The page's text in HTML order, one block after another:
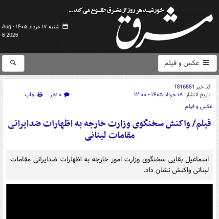
شنبه ۱۷ مرداد ۱۴۰۵ -
Aug
8 2026
عکس و فیلم
کد خبر 1816851
تاریخ انتشار: ۱۸ خرداد ۱۴۰۵ - ۱۲:۰۰ ۰ نظر
چاپ
عکس و فیلم
فیلم/ واکنش سخنگوی وزارت خارجه به اظهارات ضدایرانی
مقامات لبنانی
اسماعیل بقایی سخنگوی وزارت امور خارجه به اظهارات ضدایرانی مقامات
لبنانی واکنش نشان داد.